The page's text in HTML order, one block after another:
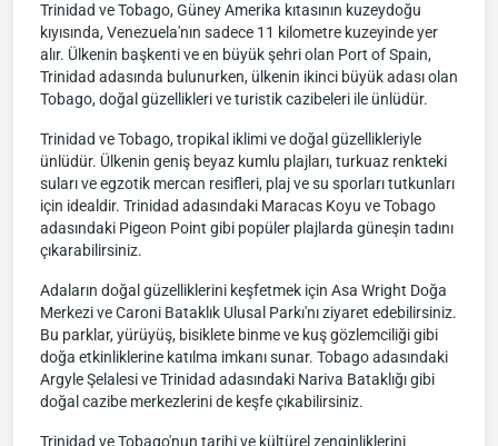
Trinidad ve Tobago, Güney Amerika kıtasının kuzeydoğu
kıyısında, Venezuela'nın sadece 11 kilometre kuzeyinde yer
alır. Ülkenin başkenti ve en büyük şehri olan Port of Spain,
Trinidad adasında bulunurken, ülkenin ikinci büyük adası olan
Tobago, doğal güzellikleri ve turistik cazibeleri ile ünlüdür.
Trinidad ve Tobago, tropikal iklimi ve doğal güzellikleriyle
ünlüdür. Ülkenin geniş beyaz kumlu plajları, turkuaz renkteki
suları ve egzotik mercan resifleri, plaj ve su sporları tutkunları
için idealdir. Trinidad adasındaki Maracas Koyu ve Tobago
adasındaki Pigeon Point gibi popüler plajlarda güneşin tadını
çıkarabilirsiniz.
Adaların doğal güzelliklerini keşfetmek için Asa Wright Doğa
Merkezi ve Caroni Bataklık Ulusal Parkı'nı ziyaret edebilirsiniz.
Bu parklar, yürüyüş, bisiklete binme ve kuş gözlemciliği gibi
doğa etkinliklerine katılma imkanı sunar. Tobago adasındaki
Argyle Şelalesi ve Trinidad adasındaki Nariva Bataklığı gibi
doğal cazibe merkezlerini de keşfe çıkabilirsiniz.
Trinidad ve Tobago'nun tarihi ve kültürel zenginliklerini